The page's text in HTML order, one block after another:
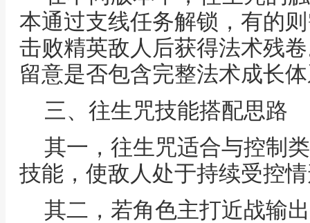
本通过支线任务解锁，有的
击败精英敌人后获得法术残
留意是否包含完整法术成长
三、往生咒技能搭配思路
其一，往生咒适合与控制
技能，使敌人处于持续受控
其二，若角色主打近战输